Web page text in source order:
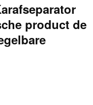
product de